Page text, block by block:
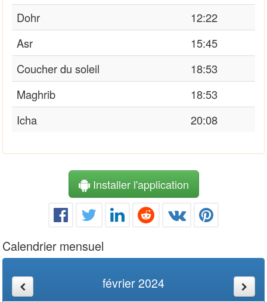
Dohr
12:22
Asr
15:45
Coucher du soleil
18:53
Maghrib
18:53
Icha
20:08
Installer l'application
Calendrier mensuel
février 2024